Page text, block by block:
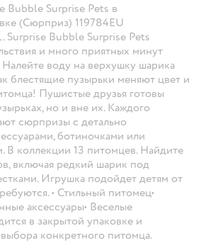
Bubble Surprise Pets в
(Сюрприз) 119784EU
Surprise Bubble Surprise Pets
и много приятных минут
воду на верхушку шарика
блестящие пузырьки меняют цвет и
Пушистые друзья готовы
но и вне их. Каждого
сюрпризы с детально
ботиночками или
В коллекции 13 питомцев. Найдите
включая редкий шарик под
Игрушка подойдет детям от
• Стильный питомец•
аксессуары• Веселые
в закрытой упаковке и
конкретного питомца.